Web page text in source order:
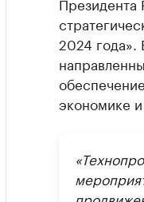
2024 года».
экономике